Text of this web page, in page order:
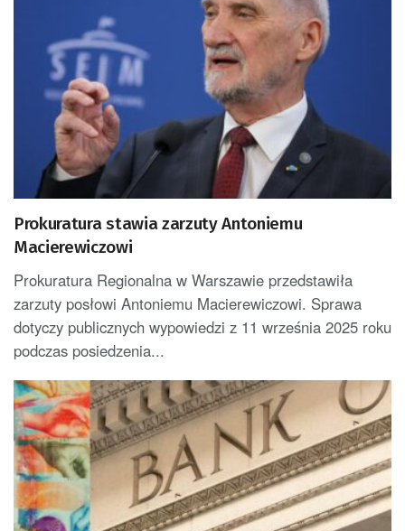
Prokuratura stawia zarzuty Antoniemu
Macierewiczowi
Prokuratura Regionalna w Warszawie przedstawiła
zarzuty posłowi Antoniemu Macierewiczowi. Sprawa
dotyczy publicznych wypowiedzi z 11 września 2025 roku
podczas posiedzenia...